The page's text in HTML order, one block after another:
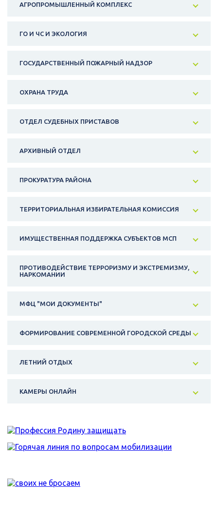
АГРОПРОМЫШЛЕННЫЙ КОМПЛЕКС
ГО И ЧС И ЭКОЛОГИЯ
ГОСУДАРСТВЕННЫЙ ПОЖАРНЫЙ НАДЗОР
ОХРАНА ТРУДА
ОТДЕЛ СУДЕБНЫХ ПРИСТАВОВ
АРХИВНЫЙ ОТДЕЛ
ПРОКУРАТУРА РАЙОНА
ТЕРРИТОРИАЛЬНАЯ ИЗБИРАТЕЛЬНАЯ КОМИССИЯ
ИМУЩЕСТВЕННАЯ ПОДДЕРЖКА СУБЪЕКТОВ МСП
ПРОТИВОДЕЙСТВИЕ ТЕРРОРИЗМУ И ЭКСТРЕМИЗМУ,
НАРКОМАНИИ
МФЦ "МОИ ДОКУМЕНТЫ"
ФОРМИРОВАНИЕ СОВРЕМЕННОЙ ГОРОДСКОЙ СРЕДЫ
ЛЕТНИЙ ОТДЫХ
КАМЕРЫ ОНЛАЙН